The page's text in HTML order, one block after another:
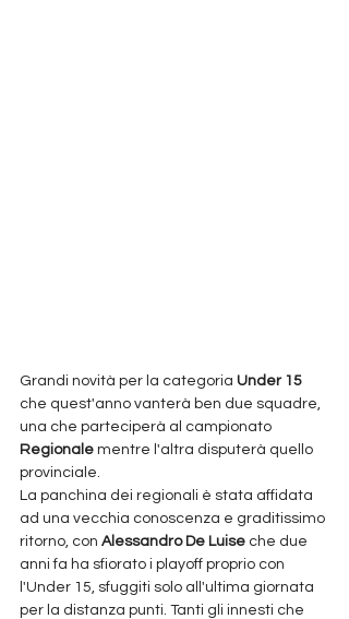
Grandi novità per la categoria Under 15
che quest'anno vanterà ben due squadre,
una che parteciperà al campionato
Regionale mentre l'altra disputerà quello
provinciale.
La panchina dei regionali è stata affidata
ad una vecchia conoscenza e graditissimo
ritorno, con Alessandro De Luise che due
anni fa ha sfiorato i playoff proprio con
l'Under 15, sfuggiti solo all'ultima giornata
per la distanza punti. Tanti gli innesti che